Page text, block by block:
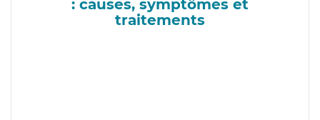
: causes, symptômes et
traitements